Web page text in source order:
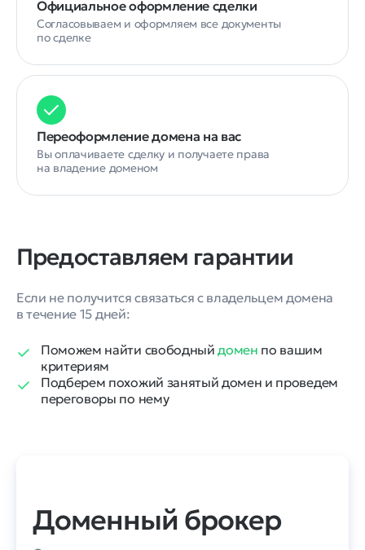
Официальное оформление сделки
Согласовываем и оформляем все документы
по сделке
Переоформление домена на вас
Вы оплачиваете сделку и получаете права
на владение доменом
Предоставляем гарантии
Если не получится связаться с владельцем домена
в течение 15 дней:
Поможем найти свободныйдомен по вашим
критериям
Подберем похожий занятый домен и проведем
переговоры по нему
Доменный брокер